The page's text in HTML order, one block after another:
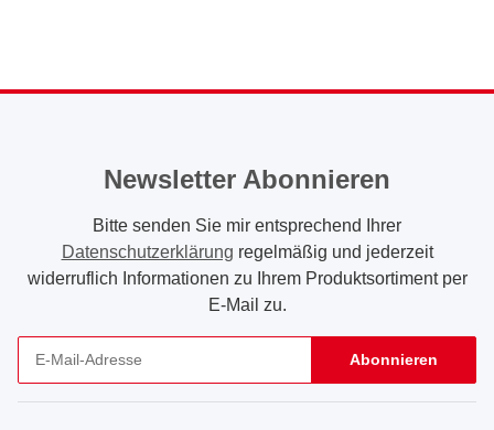
Newsletter Abonnieren
Bitte senden Sie mir entsprechend Ihrer
Datenschutzerklärung regelmäßig und jederzeit
widerruflich Informationen zu Ihrem Produktsortiment per
E-Mail zu.
Abonnieren